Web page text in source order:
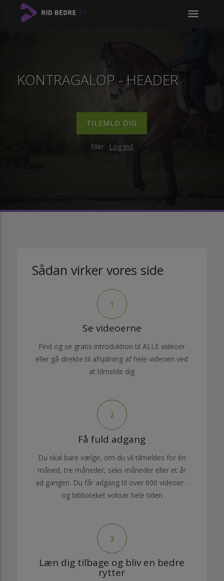
menu
KONTRAGALOP - HEADER
TILEMLD DIG
Eller Log ind
Sådan virker vores side
1
Se videoerne
Find og se gratis introduktion til ALLE videoer
eller gå direkte til afspilning af hele videoen ved
at tilmelde dig
2
Få fuld adgang
Du skal bare vælge, om du vil tilmeldes for én
måned, tre måneder, seks måneder eller et år
ad gangen. Du får adgang til over 600 videoer -
og biblioteket vokser hele tiden
3
Læn dig tilbage og bliv en bedre
rytter